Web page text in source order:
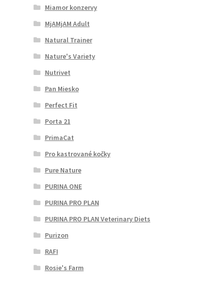
Miamor konzervy
MjAMjAM Adult
Natural Trainer
Nature's Variety
Nutrivet
Pan Miesko
Perfect Fit
Porta 21
PrimaCat
Pro kastrované kočky
Pure Nature
PURINA ONE
PURINA PRO PLAN
PURINA PRO PLAN Veterinary Diets
Purizon
RAFI
Rosie's Farm